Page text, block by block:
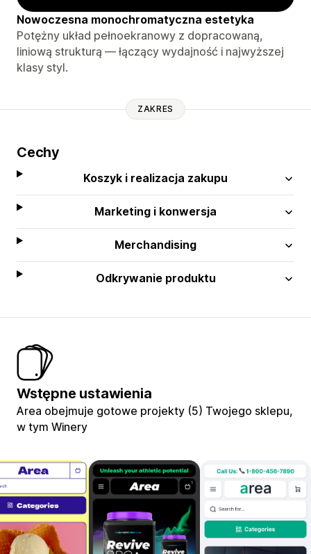
Nowoczesna monochromatyczna estetyka
Potężny układ pełnoekranowy z dopracowaną,
liniową strukturą — łączący wydajność i najwyższej
klasy styl.
ZAKRES
Cechy
Koszyk i realizacja zakupu
Marketing i konwersja
Merchandising
Odkrywanie produktu
Wstępne ustawienia
Area obejmuje gotowe projekty (5) Twojego sklepu,
w tym Winery